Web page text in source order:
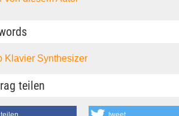
Klavier Synthesizer
teilen